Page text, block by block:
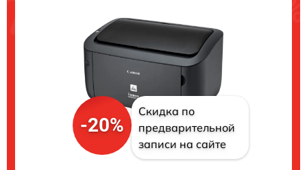
-20%
Скидка по
предварительной
записи на сайте